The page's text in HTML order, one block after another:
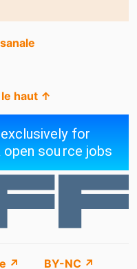
haut ↑
↗ BY-NC ↗